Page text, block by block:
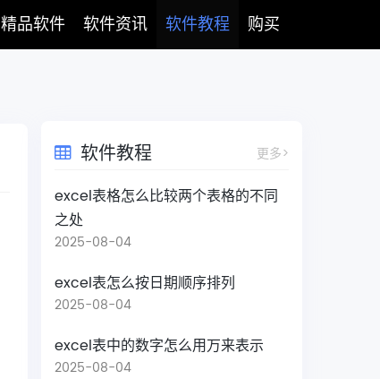
精品软件 软件资讯 软件教程 购买
软件教程 更多>
excel表格怎么比较两个表格的不同
之处
2025-08-04
excel表怎么按日期顺序排列
2025-08-04
excel表中的数字怎么用万来表示
2025-08-04